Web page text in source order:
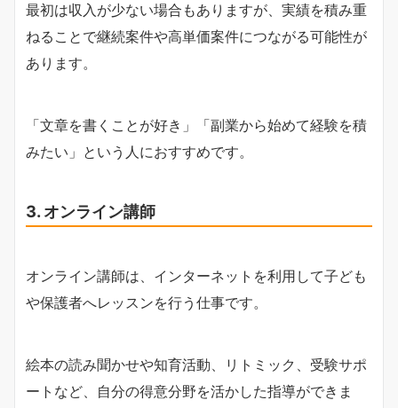
最初は収入が少ない場合もありますが、実績を積み重
ねることで継続案件や高単価案件につながる可能性が
あります。
「文章を書くことが好き」「副業から始めて経験を積
みたい」という人におすすめです。
3. オンライン講師
オンライン講師は、インターネットを利用して子ども
や保護者へレッスンを行う仕事です。
絵本の読み聞かせや知育活動、リトミック、受験サポ
ートなど、自分の得意分野を活かした指導ができま